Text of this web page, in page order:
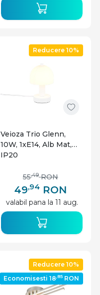
Reducere 10%
Veioza Trio Glenn,
10W, 1xE14, Alb Mat,
IP20
49,94 RON
55,49 RON
valabil pana la 11 aug.
Reducere 10%
Economisesti 18,85 RON